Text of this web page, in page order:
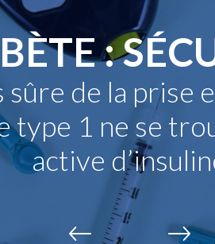
:
de la prise
type 1 ne se
active